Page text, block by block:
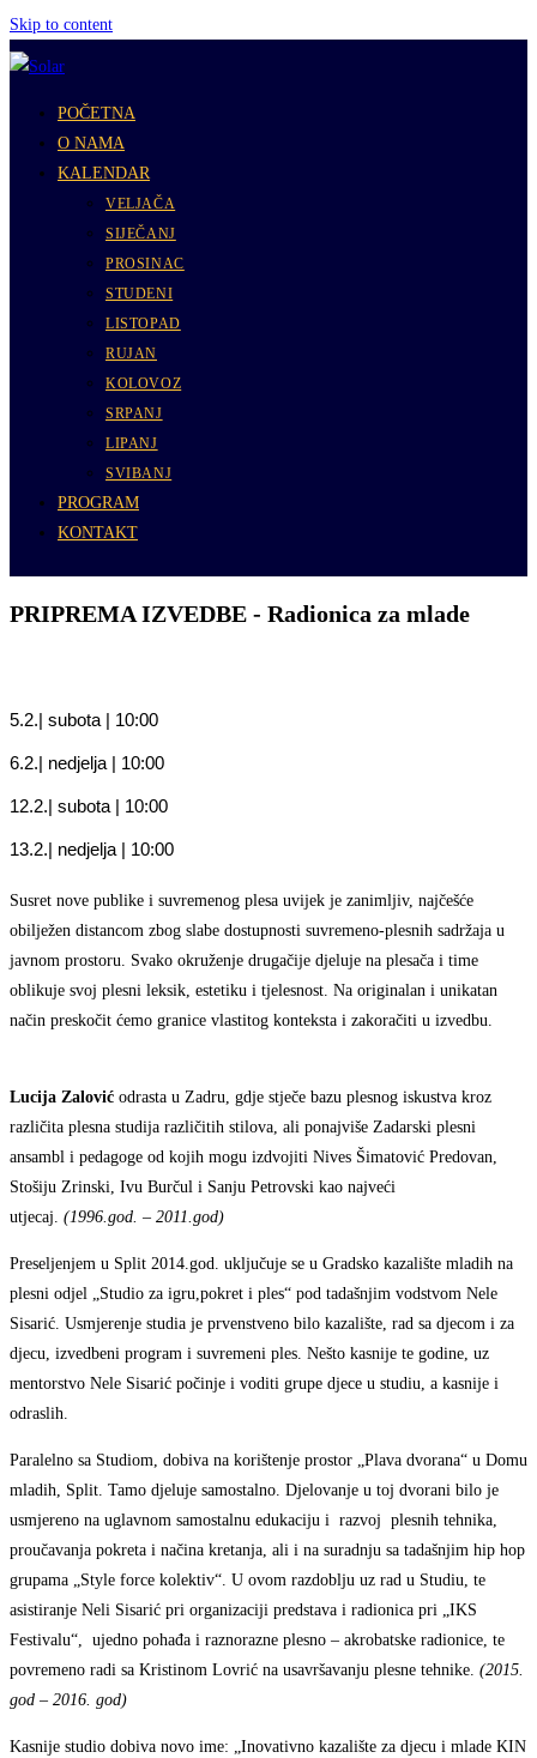
Skip to content
POČETNA
O NAMA
KALENDAR
VELJAČA
SIJEČANJ
PROSINAC
STUDENI
LISTOPAD
RUJAN
KOLOVOZ
SRPANJ
LIPANJ
SVIBANJ
PROGRAM
KONTAKT
PRIPREMA IZVEDBE - Radionica za mlade
5.2.| subota | 10:00
6.2.| nedjelja | 10:00
12.2.| subota | 10:00
13.2.| nedjelja | 10:00
Susret nove publike i suvremenog plesa uvijek je zanimljiv, najčešće
obilježen distancom zbog slabe dostupnosti suvremeno-plesnih sadržaja u
javnom prostoru. Svako okruženje drugačije djeluje na plesača i time
oblikuje svoj plesni leksik, estetiku i tjelesnost. Na originalan i unikatan
način preskočit ćemo granice vlastitog konteksta i zakoračiti u izvedbu.
Lucija Zalović odrasta u Zadru, gdje stječe bazu plesnog iskustva kroz
različita plesna studija različitih stilova, ali ponajviše Zadarski plesni
ansambl i pedagoge od kojih mogu izdvojiti Nives Šimatović Predovan,
Stošiju Zrinski, Ivu Burčul i Sanju Petrovski kao najveći
utjecaj. (1996.god. – 2011.god)
Preseljenjem u Split 2014.god. uključuje se u Gradsko kazalište mladih na
plesni odjel „Studio za igru,pokret i ples“ pod tadašnjim vodstvom Nele
Sisarić. Usmjerenje studia je prvenstveno bilo kazalište, rad sa djecom i za
djecu, izvedbeni program i suvremeni ples. Nešto kasnije te godine, uz
mentorstvo Nele Sisarić počinje i voditi grupe djece u studiu, a kasnije i
odraslih.
Paralelno sa Studiom, dobiva na korištenje prostor „Plava dvorana“ u Domu
mladih, Split. Tamo djeluje samostalno. Djelovanje u toj dvorani bilo je
usmjereno na uglavnom samostalnu edukaciju i razvoj plesnih tehnika,
proučavanja pokreta i načina kretanja, ali i na suradnju sa tadašnjim hip hop
grupama „Style force kolektiv“. U ovom razdoblju uz rad u Studiu, te
asistiranje Neli Sisarić pri organizaciji predstava i radionica pri „IKS
Festivalu“, ujedno pohađa i raznorazne plesno – akrobatske radionice, te
povremeno radi sa Kristinom Lovrić na usavršavanju plesne tehnike. (2015.
god – 2016. god)
Kasnije studio dobiva novo ime: „Inovativno kazalište za djecu i mlade KIN